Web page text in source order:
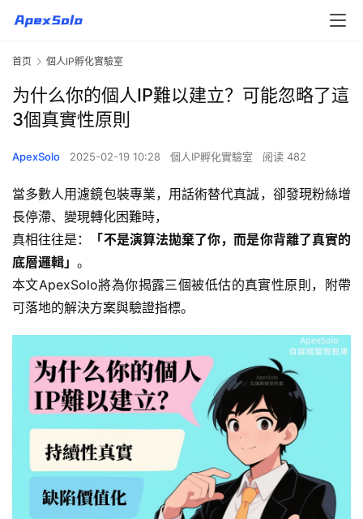
首页 個人IP孵化實驗室
为什么你的個人IP難以建立？可能忽略了這
3個真實性原則
ApexSolo 2025-02-19 10:28 個人IP孵化實驗室 阅读 482
當多數人用濾鏡包裝專業，用話術替代真誠，卻發現粉絲增
長停滯、變現轉化困難時，
真相往往是：
「不是演算法拋棄了你，而是你背離了真實的
底層邏輯」 。
本文ApexSolo將為你揭露三個被低估的真實性原則，附帶
可落地的解決方案與驗證指標。